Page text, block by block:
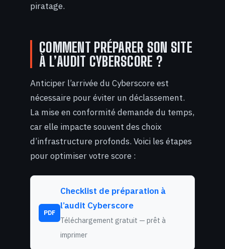
piratage.
COMMENT PRÉPARER SON SITE
À L’AUDIT CYBERSCORE ?
Anticiper l’arrivée du Cyberscore est
nécessaire pour éviter un déclassement.
La mise en conformité demande du temps,
car elle impacte souvent des choix
d’infrastructure profonds. Voici les étapes
pour optimiser votre score :
PDF
Checklist de préparation à
l’audit Cyberscore
Téléchargement gratuit — prêt à
imprimer